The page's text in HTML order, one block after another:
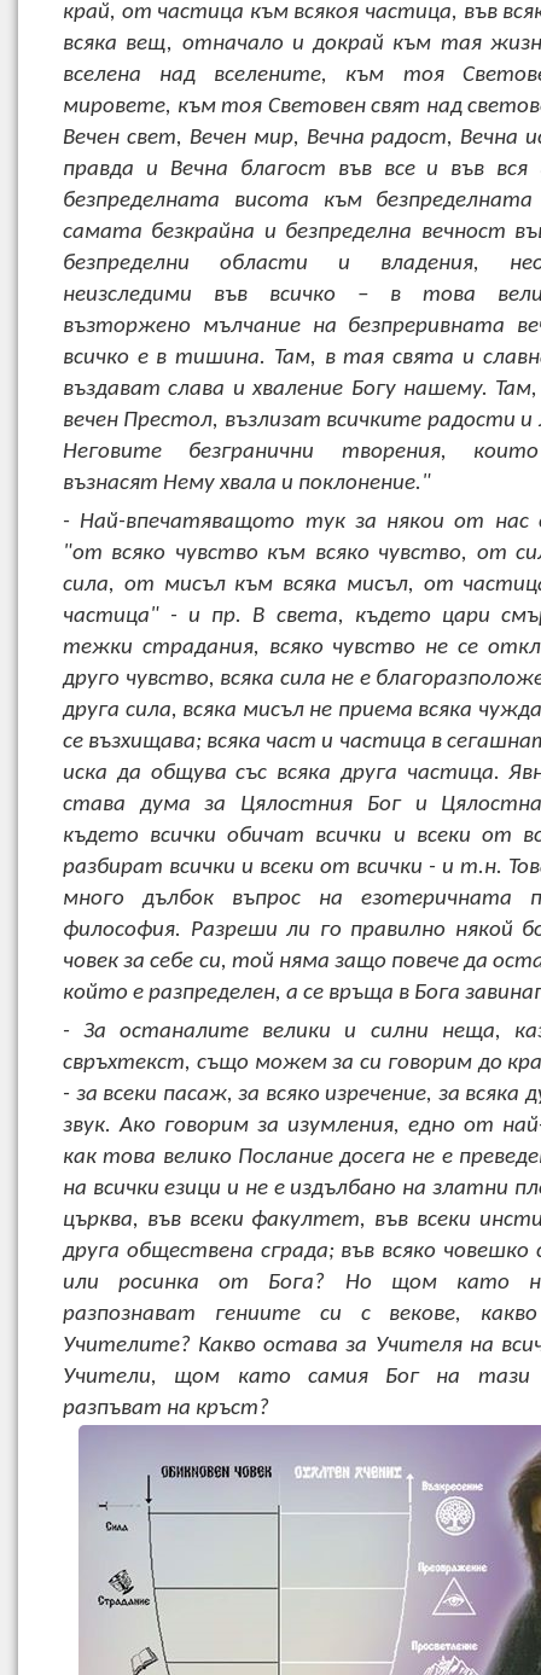
край, от частица към всякоя частица, във
всяка вещ, отначало и докрай към тая
вселена над вселените, към тоя
мировете, към тоя Световен свят над
Вечен свет, Вечен мир, Вечна радост, Вечна
правда и Вечна благост във все и във
безпределната висота към
самата безкрайна и безпределна вечност
безпределни области и владения,
неизследими във всичко – в това
възторжено мълчание на безпреривната
всичко е в тишина. Там, в тая свята и
въздават слава и хваление Богу нашему.
вечен Престол, възлизат всичките радости и
Неговите безгранични творения,
възнасят Нему хвала и поклонение."
- Най-впечатяващото тук за някои от нас
"от всяко чувство към всяко чувство, от
сила, от мисъл към всяка мисъл, от
частица" - и пр. В света, където цари
тежки страдания, всяко чувство не се
друго чувство, всяка сила не е
друга сила, всяка мисъл не приема всяка
се възхищава; всяка част и частица в
иска да общува със всяка друга частица.
става дума за Цялостния Бог и
където всички обичат всички и всеки от
разбират всички и всеки от всички - и т.н.
много дълбок въпрос на езотеричната
философия. Разреши ли го правилно някой
човек за себе си, той няма защо повече да
който е разпределен, а се връща в Бога
- За останалите велики и силни неща,
свръхтекст, също можем за си говорим до
- за всеки пасаж, за всяко изречение, за всяка
звук. Ако говорим за изумления, едно от
как това велико Послание досега не е
на всички езици и не е издълбано на златни
църква, във всеки факултет, във всеки
друга обществена сграда; във всяко човешко
или росинка от Бога? Но щом като
разпознават гениите си с векове,
Учителите? Какво остава за Учителя на
Учители, щом като самия Бог на тази
разпъват на кръст?